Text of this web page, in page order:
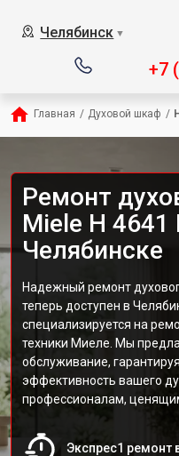
Челябинск ▼
+7
Главная / Духовой шкаф /
Ремонт
Miele H 4641
Челябинске
Надежный ремонт
теперь доступен в
специализируется на
техники Миеле. Мы
обслуживание,
эффективность вашего
профессионалам,
Экспрес1 ремонт